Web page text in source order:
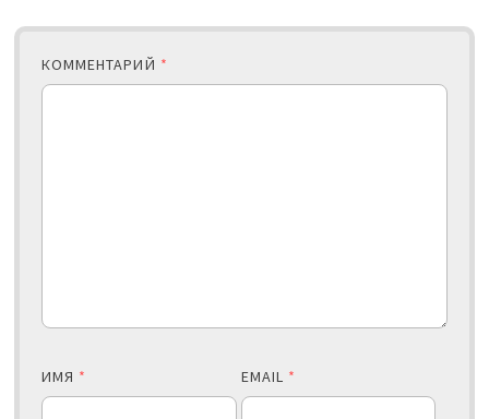
КОММЕНТАРИЙ *
ИМЯ * EMAIL *